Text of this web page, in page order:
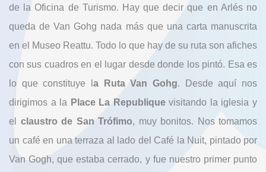
de la Oficina de Turismo. Hay que decir que en Arlés no
queda de Van Gohg nada más que una carta manuscrita
en el Museo Reattu. Todo lo que hay de su ruta son afiches
con sus cuadros en el lugar desde donde los pintó. Esa es
lo que constituye l a Ruta Van Gohg. Desde aquí nos
dirigimos a la Place La Republiquevisitando la iglesia y
el claustro de San Trófimo, muy bonitos. Nos tomamos
un café en una terraza al lado del Café la Nuit, pintado por
Van Gogh, que estaba cerrado, y fue nuestro primer punto